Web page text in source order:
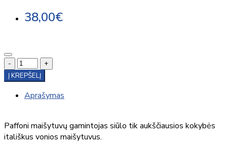
38,00€
-
+
Į KREPŠELĮ
Aprašymas
Paffoni maišytuvų gamintojas siūlo tik aukščiausios kokybės
itališkus vonios maišytuvus.